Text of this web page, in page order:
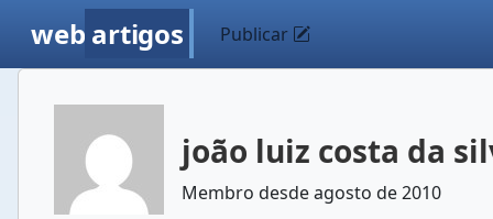
web artigos Publicar
joão luiz costa da
Membro desde agosto de 2010